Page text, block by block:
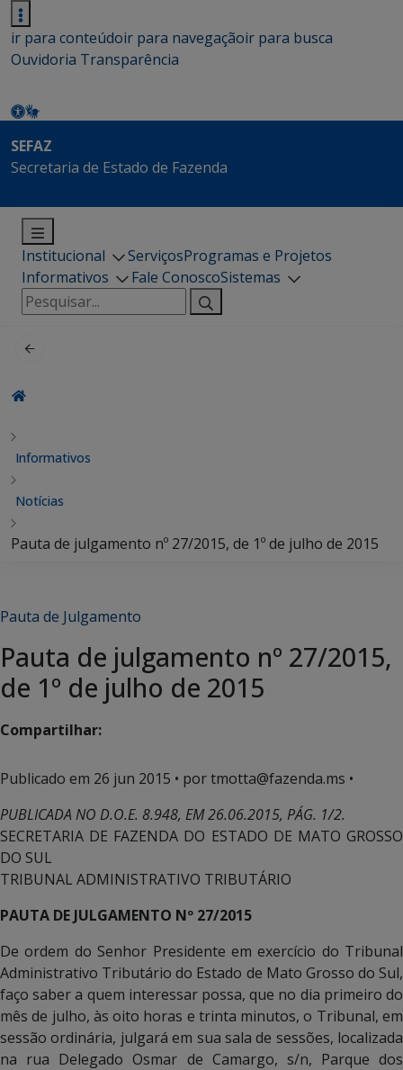
ir para conteúdoir para navegaçãoir para busca
Ouvidoria Transparência
SEFAZ
Secretaria de Estado de Fazenda
Institucional ServiçosProgramas e Projetos
Informativos
Fale ConoscoSistemas
Pesquisar
por:
Informativos
Notícias
Pauta de julgamento nº 27/2015, de 1º de julho de 2015
Pauta de Julgamento
Pauta de julgamento nº 27/2015,
de 1º de julho de 2015
Compartilhar:
Publicado em 26 jun 2015 • por tmotta@fazenda.ms •
PUBLICADA NO D.O.E. 8.948, EM 26.06.2015, PÁG. 1/2.
SECRETARIA DE FAZENDA DO ESTADO DE MATO GROSSO
DO SUL
TRIBUNAL ADMINISTRATIVO TRIBUTÁRIO
PAUTA DE JULGAMENTO Nº 27/2015
De ordem do Senhor Presidente em exercício do Tribunal
Administrativo Tributário do Estado de Mato Grosso do Sul,
faço saber a quem interessar possa, que no dia primeiro do
mês de julho, às oito horas e trinta minutos, o Tribunal, em
sessão ordinária, julgará em sua sala de sessões, localizada
na rua Delegado Osmar de Camargo, s/n, Parque dos